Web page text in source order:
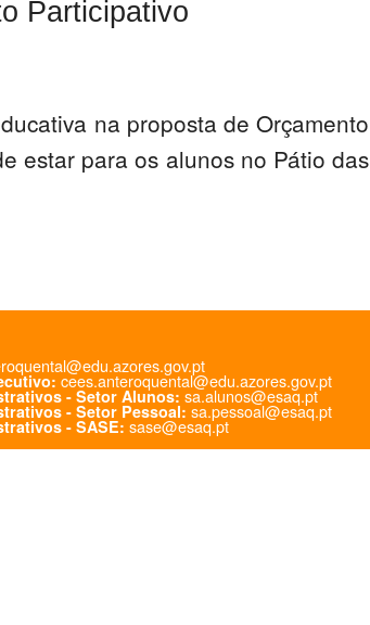
Participativo
na proposta de Orçamento
estar para os alunos no Pátio das
cees.anteroquental@edu.azores.gov.pt
- Setor Alunos: sa.alunos@esaq.pt
- Setor Pessoal: sa.pessoal@esaq.pt
- SASE: sase@esaq.pt